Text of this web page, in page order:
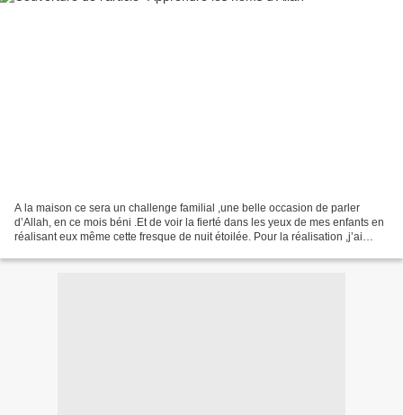
A la maison ce sera un challenge familial ,une belle occasion de parler
d’Allah, en ce mois béni .Et de voir la fierté dans les yeux de mes enfants en
réalisant eux même cette fresque de nuit étoilée. Pour la réalisation ,j’ai